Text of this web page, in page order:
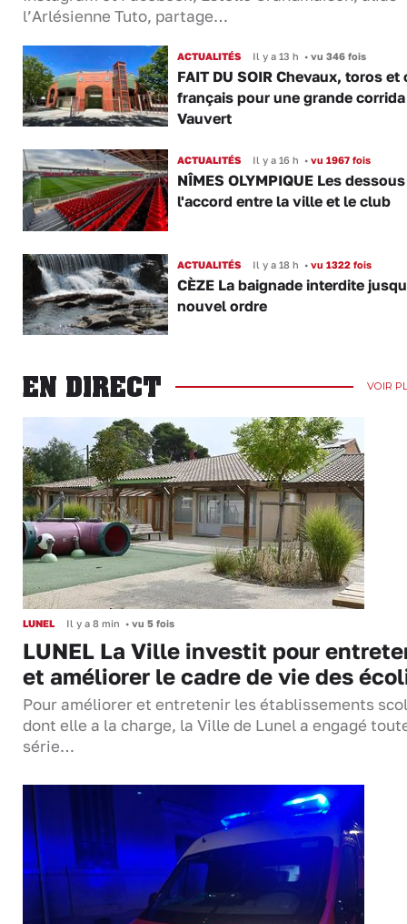
l’Arlésienne Tuto, partage…
ACTUALITÉS Il y a 13 h •vu 346 fois
FAIT DU SOIR Chevaux, toros et
français pour une grande corrida
Vauvert
ACTUALITÉS Il y a 16 h •vu 1967 fois
NÎMES OLYMPIQUE Les
l'accord entre la ville et le club
ACTUALITÉS Il y a 18 h •vu 1322 fois
CÈZE La baignade interdite
nouvel ordre
EN DIRECT VOIR
LUNEL Il y a 8 min • vu 5 fois
LUNEL La Ville investit pour
et améliorer le cadre de vie des
Pour améliorer et entretenir les établissements
dont elle a la charge, la Ville de Lunel a engagé
série…